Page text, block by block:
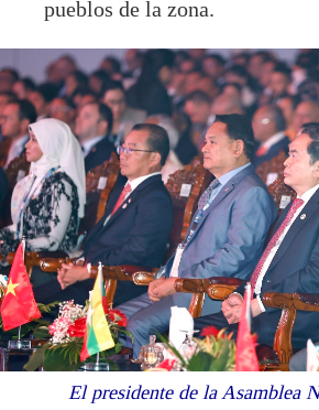
pueblos de la zona.
El presidente de la Asamblea